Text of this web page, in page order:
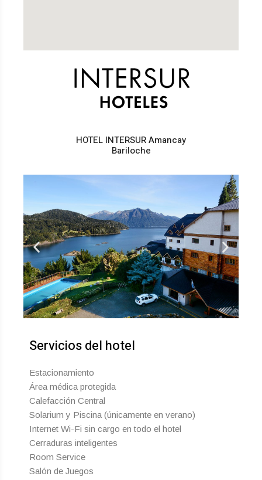
HOTEL INTERSUR Amancay
Bariloche
Servicios del hotel
Estacionamiento
Área médica protegida
Calefacción Central
Solarium y Piscina (únicamente en verano)
Internet Wi-Fi sin cargo en todo el hotel
Cerraduras inteligentes
Room Service
Salón de Juegos